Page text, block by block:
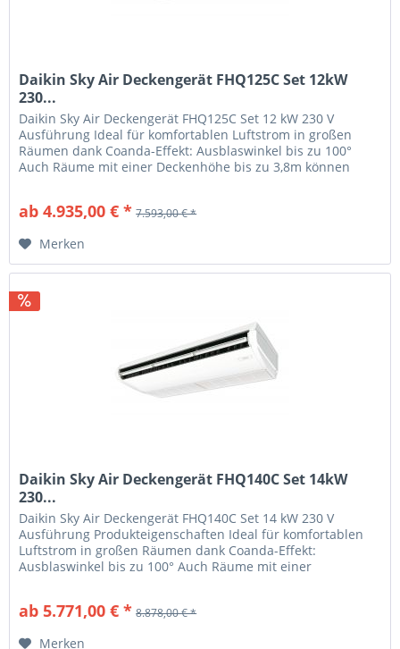
Daikin Sky Air Deckengerät FHQ125C Set 12kW
230...
Daikin Sky Air Deckengerät FHQ125C Set 12 kW 230 V
Ausführung Ideal für komfortablen Luftstrom in großen
Räumen dank Coanda-Effekt: Ausblaswinkel bis zu 100°
Auch Räume mit einer Deckenhöhe bis zu 3,8m können
ab 4.935,00 € * 7.593,00 € *
Merken
Daikin Sky Air Deckengerät FHQ140C Set 14kW
230...
Daikin Sky Air Deckengerät FHQ140C Set 14 kW 230 V
Ausführung Produkteigenschaften Ideal für komfortablen
Luftstrom in großen Räumen dank Coanda-Effekt:
Ausblaswinkel bis zu 100° Auch Räume mit einer
ab 5.771,00 € * 8.878,00 € *
Merken